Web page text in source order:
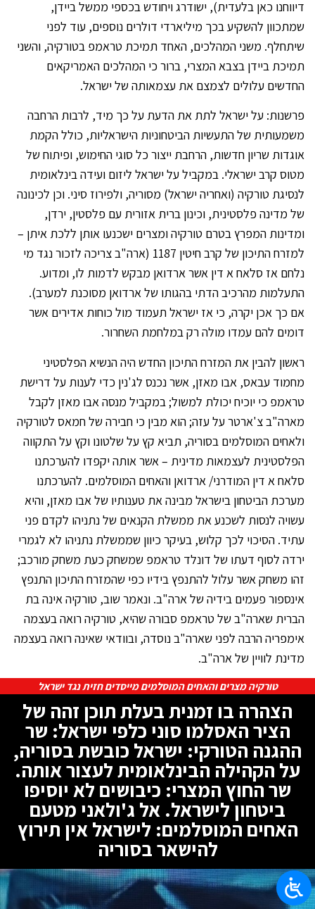
דיווחנו כאן בלעדית), ישודרג ויחודש בכספי ממשל ביידן,
שמתכוון להשקיע בכך מיליארדי דולרים נוספים, עוד לפני
שיתחלף. משני המהלכים, האחד תמיכת טראמפ בטורקיה, והשני
תמיכת ביידן בצבא המצרי, ברור כי המהלכים האמריקאים
החדשים עלולים לצמצם את עצמאותה של ישראל.
פרשנות: על ישראל לתת את הדעת על כך מיד, לרבות הרחבה
משמעותית של התעשיות הביטחוניות הישראליות, כולל הקמת
אוגדות שריון חדשות, הרחבת ייצור כל סוגי החימוש, ופיתוח של
מטוס קרב ישראלי. במקביל על ישראל ליזום ועידה בינלאומית
לנסיגת טורקיה (ואחריה ישראל) מסוריה, ולפירוז סיני. וכן לכינונה
של מדינה פלסטינית, וכינון ברית אזורית עם פלסטין, ירדן,
ומדינות המפרץ בטרם טורקיה ומצרים ישכנעו אותן ללכת איתן –
למזרח התיכון של קרב חיטין 1187 (ארה"ב צריכה לזכור נגד מי
נלחם אז סלאח א דין אשר ארדואן מבקש לדמות לו, ומדוע.
התעלמות מהרכיב הדתי בהגותו של ארדואן מסוכנת למערב).
אם כך אכן יקרה, כי אז ישראל תעמוד מול כוחות אדירים אשר
דומים להם עמדו מולה רק במלחמת השחרור.
ראשון להבין את המזרח התיכון החדש היה הנשיא הפלסטיני
מחמוד עבאס, אבו מאזן, אשר נכנס לג'נין כדי לענות על דרישת
טראמפ כי יוכיח יכולת למשול; במקביל מנסה אבו מאזן לקבל
מארה"ב צ'ארטר על עזה; הוא מבין כי חבירה של חמאס לטורקיה
ולאחים המוסלמים בסוריה, תביא קץ על שלטונו וקץ על התקווה
הפלסטינית לעצמאות מדינית – אשר אותה יקפדו להערכתנו
סלאח א דין המודרני/ ארדואן והאחים המוסלמים. להערכתנו
מערכת הביטחון בישראל מבינה את טענותיו של אבו מאזן, והיא
עשויה לנסות לשכנע את ממשלת הקנאים של נתניהו לקדם פני
עתיד. הסיכוי לכך קלוש, בעיקר כיוון שממשלת נתניהו לא לגמרי
ירדה לסוף דעתו של דונלד טראמפ שמשחק כעת משחק מורכב;
זהו משחק אשר עלול להתנפץ בידיו כפי שהמזרח התיכון התנפץ
אינספור פעמים בידיה של ארה"ב. ונאמר שוב, טורקיה אינה בת
הברית שארה"ב של טראמפ סבורה שהיא, טורקיה רואה בעצמה
אימפריה הרבה לפני שארה"ב נוסדה, ובוודאי שאינה רואה בעצמה
מדינת לוויין של ארה"ב.
טורקיה מצרים והאחים המוסלמים מייסדים חזית נגד ישראל
הצהרה בו זמנית בעלת תוכן זהה של
הציר האסלמו סוני כלפי ישראל: שר
ההגנה הטורקי: ישראל כובשת בסוריה,
על הקהילה הבינלאומית לעצור אותה.
שר החוץ המצרי: כיבושים לא יוסיפו
ביטחון לישראל. אל ג'ולאני מטעם
האחים המוסלמים: לישראל אין תירוץ
להישאר בסוריה